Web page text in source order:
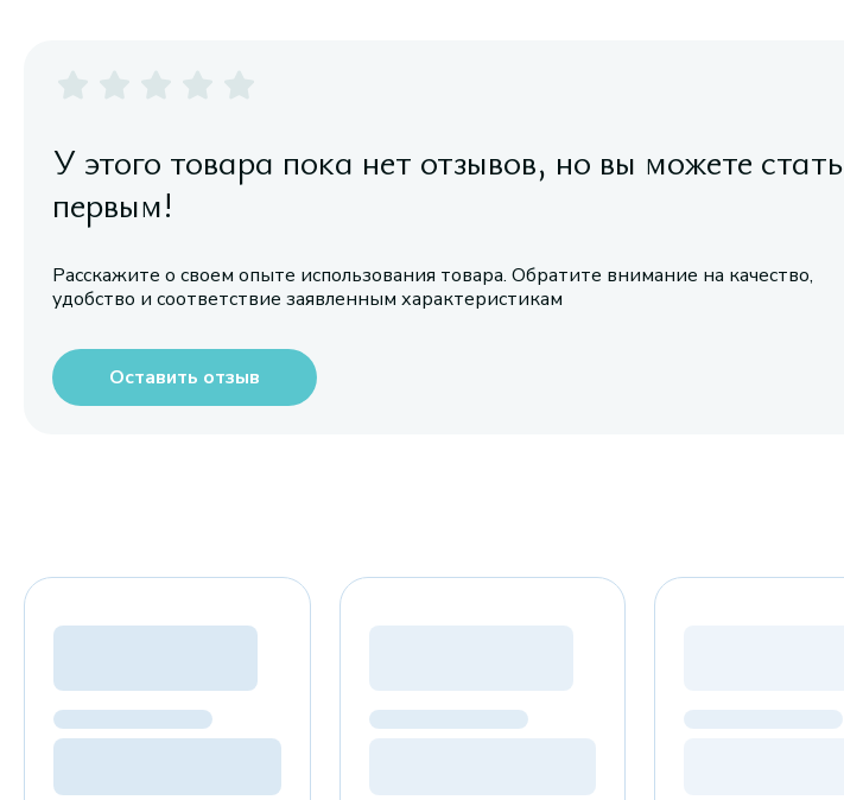
У этого товара пока нет отзывов, но вы можете стать
первым!
Расскажите о своем опыте использования товара. Обратите внимание на качество,
удобство и соответствие заявленным характеристикам
Оставить отзыв